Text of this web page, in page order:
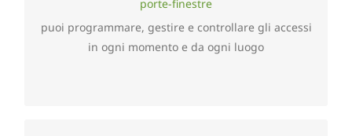
porte-finestre
puoi programmare, gestire e controllare gli accessi
in ogni momento e da ogni luogo
da remoto sui valori di programmazione del
sistema cosi da garantire sempre la massima
aderenza alle proprie esigenze personali.